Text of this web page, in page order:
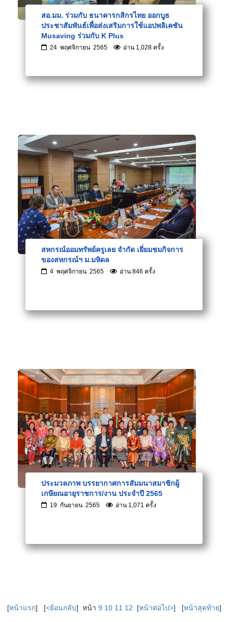
สอ.มม. ร่วมกับ ธนาคารกสิกรไทย ออกบูธ
ประชาสัมพันธ์เพื่อส่งเสริมการใช้แอปพลิเคชัน
Musaving ร่วมกับ K Plus
24 พฤศจิกายน 2565 อ่าน 1,028 ครั้ง
สหกรณ์ออมทรัพย์ครูเลย จำกัด เยี่ยมชมกิจการ
ของสหกรณ์ฯ ม.มหิดล
4 พฤศจิกายน 2565 อ่าน 846 ครั้ง
ประมวลภาพ บรรยากาศการสัมมนาสมาชิกผู้
เกษียณอายุราชการ/งาน ประจำปี 2565
19 กันยายน 2565 อ่าน 1,071 ครั้ง
[หน้าแรก] [<ย้อนกลับ] หน้า 9 10 11 12 [หน้าต่อไป>] [หน้าสุดท้าย]